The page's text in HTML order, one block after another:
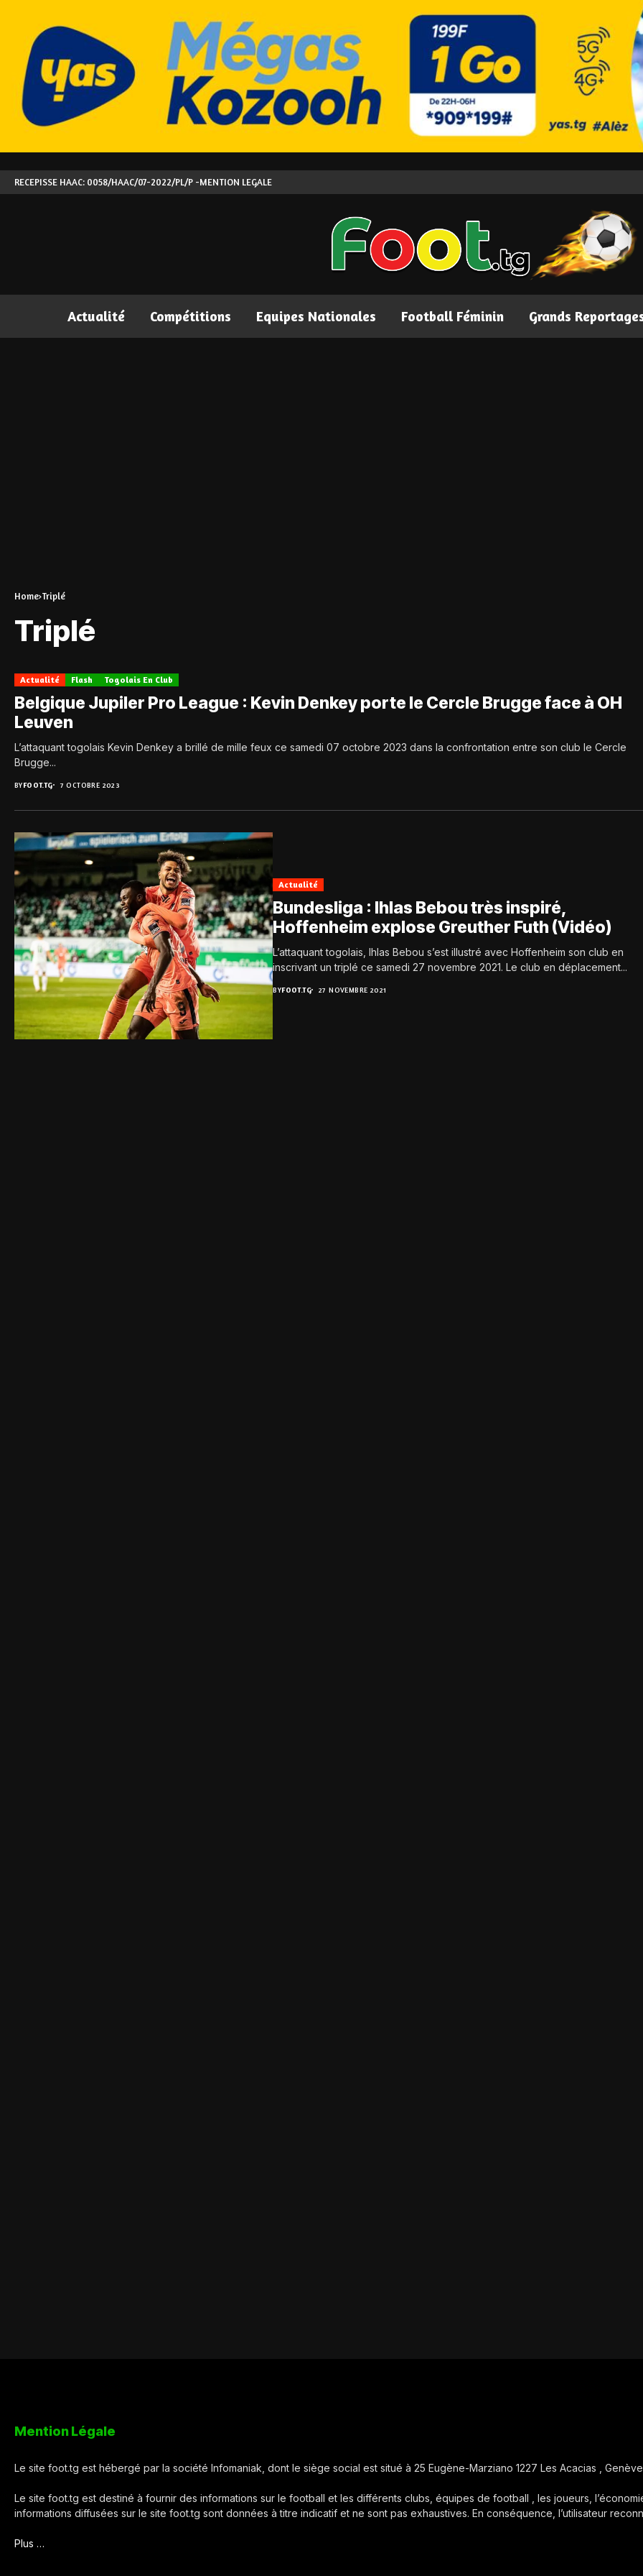
RECEPISSE HAAC: 0058/HAAC/07-2022/PL/P -MENTION LEGALE
Actualité Compétitions Equipes Nationales Football Féminin Grands
Home Triplé
Triplé
Actualité Flash Togolais En Club
Belgique Jupiler Pro League : Kevin Denkey porte le Cercle Brugge face à OH
Leuven
L’attaquant togolais Kevin Denkey a brillé de mille feux ce samedi 07 octobre 2023 dans la confrontation entre son club le Cercle
Brugge...
BYFOOT.TG 7 OCTOBRE 2023
Actualité
Bundesliga : Ihlas Bebou très inspiré,
Hoffenheim explose Greuther Futh (Vidéo)
L’attaquant togolais, Ihlas Bebou s’est illustré avec Hoffenheim son club en
inscrivant un triplé ce samedi 27 novembre 2021. Le club en déplacement...
BYFOOT.TG 27 NOVEMBRE 2021
Mention Légale
Le site foot.tg est hébergé par la société Infomaniak, dont le siège social est situé à 25 Eugène-Marziano 1227 Les Acacias ,
Le site foot.tg est destiné à fournir des informations sur le football et les différents clubs, équipes de football , les joueurs,
informations diffusées sur le site foot.tg sont données à titre indicatif et ne sont pas exhaustives. En conséquence, l’utilisateur
Plus …